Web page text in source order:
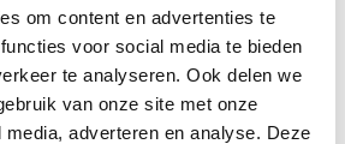
om content en advertenties te
voor social media te bieden
te analyseren. Ook delen we
van onze site met onze
adverteren en analyse. Deze